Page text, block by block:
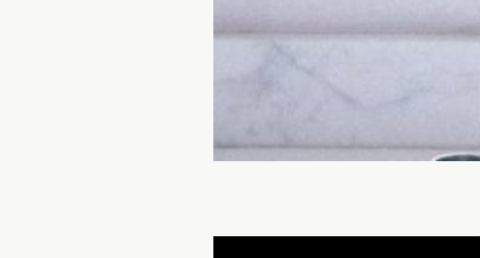
питании и обеспечении нормальной